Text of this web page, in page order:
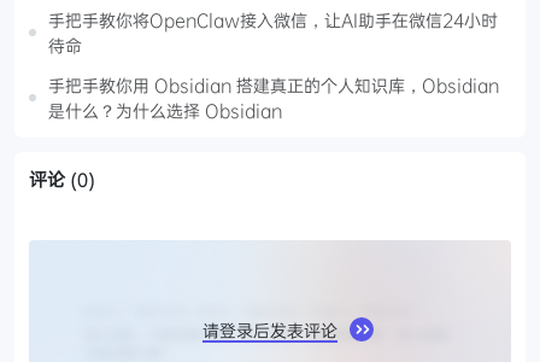
手把手教你将OpenClaw接入微信，让AI助手在微信24小时
待命
手把手教你用 Obsidian 搭建真正的个人知识库，Obsidian
是什么？为什么选择 Obsidian
评论 (0)
请登录后发表评论